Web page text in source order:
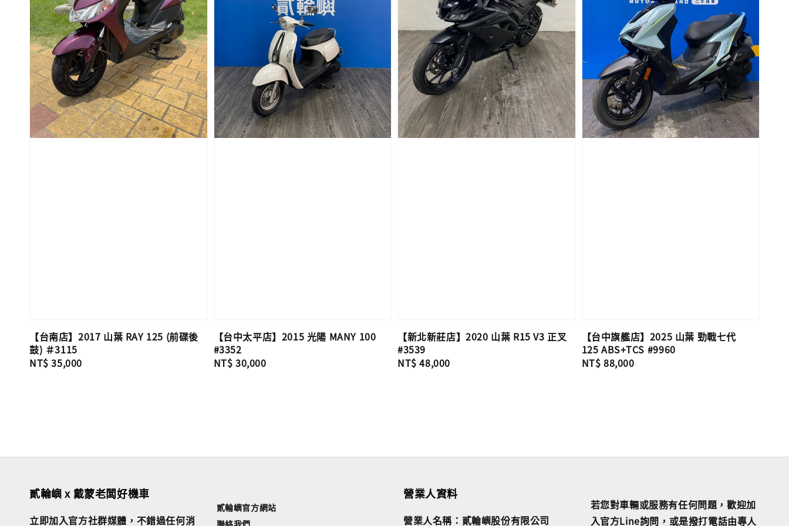
【台南店】2017 山葉 RAY 125 (前碟後
鼓) ＃3115
Regular
NT$ 35,000
【台中太平店】2015 光陽 MANY 100
#3352
Regular
NT$ 30,000
【新北新莊店】2020 山葉 R15 V3 正叉
#3539
Regular
NT$ 48,000
【台中旗艦店】2025 山葉 勁戰七代
125 ABS+TCS #9960
Regular
NT$ 88,000
貳輪嶼 x 戴蒙老闆好機車
立即加入官方社群媒體，不錯過任何消
貳輪嶼官方網站
聯絡我們
營業人資料
營業人名稱：貳輪嶼股份有限公司
若您對車輛或服務有任何問題，歡迎加
入官方Line詢問，或是撥打電話由專人